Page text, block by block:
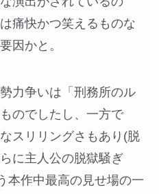
痛快かつ笑えるものな
因かと。
力争いは「刑務所のル
のでしたし、一方で
スリリングさもあり(脱
に主人公の脱獄騒ぎ
本作中最高の見せ場の一